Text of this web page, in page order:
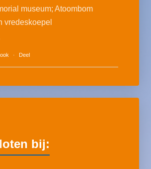
museum; Atoombom
vredeskoepel
· Deel
bij: